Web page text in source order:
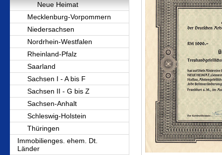
Neue Heimat
Mecklenburg-Vorpommern
Niedersachsen
Nordrhein-Westfalen
Rheinland-Pfalz
Saarland
Sachsen I - A bis F
Sachsen II - G bis Z
Sachsen-Anhalt
Schleswig-Holstein
Thüringen
Immobilienges. ehem. Dt.
Länder